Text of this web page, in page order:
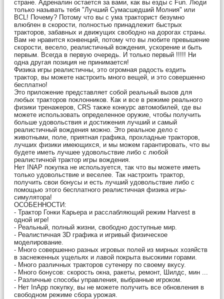
стране. Адреналин остается за вами, как вы езды с Fun. Люди
только называть тебя "Лучший Сумасшедший Молния" или
BCL! Почему? Потому что вы с ума тракторист безумно
влюблен в скорости, полностью принадлежит быстрых
тракторов, забавных и движущих свободно на дорогах страны.
Вам не нравится конвенций, потому что вы любите превышение
скорости, весело, реалистичный вождения, ускорение и быть
первым. Всегда в первую очередь. И только первый !!!!! Ни
одна другая позиция не принимается!
Физика игры реалистичны, это огромная радость ездить
трактор, вы можете настроить много вещей, и это совершенно
бесплатно!
Это приложение представляет собой реальный вызов для
любых тракторов поклонников. Как и все в режиме реального
физики тренажеров, CRS также конкурс автомобилей, где вы
можете использовать определенное оружие, чтобы получить
больше удовольствия и достижения лучший и самый
реалистичный вождения можно. Это реальное дело с
животными, поле, приятная графика, прохладные тракторов,
лучших физики имеющихся, и мы можем гарантировать, что вы
будете иметь лучшее удовольствие либо с любой
реалистичной трактор игры вождения.
Нет INAP покупка не используется, так что вы можете иметь
только удовольствие и веселее. Так настроить трактор,
получить свои бонусы и есть лучший удовольствие либо с
помощью этого бесплатного реалистичная физика игры-
симулятора!
ОСОБЕННОСТИ:
- Трактор Гонки Карьера и расслабляющий режим Harvest в
одной игре!
- Реальный, полный жизни, свободно доступные мир.
- Реалистичная 3D графика и игривый физическое
моделирование.
- Много совершенно разных игровых полей из мирных хозяйств
в заснеженных ущельях и лавой покрыта высокими горами.
- Много различных тракторов сутенеру по своему вкусу.
- Много бонусов: скорость окна, ракеты, ремонт, Шилдс, мин ...
- Различные способы управления, выбранные игроком.
- Нет InApp покупку, вы не можете получить все обновления в
свободном режиме сбора урожая.